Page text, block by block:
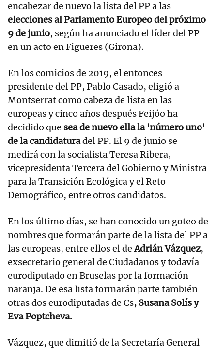
encabezar de nuevo la lista del PP a las
elecciones al Parlamento Europeo del próximo
9 de junio, según ha anunciado el líder del PP
en un acto en Figueres (Girona).
En los comicios de 2019, el entonces
presidente del PP, Pablo Casado, eligió a
Montserrat como cabeza de lista en las
europeas y cinco años después Feijóo ha
decidido que sea de nuevo ella la 'número uno'
de la candidaturadel PP. El 9 de junio se
medirá con la socialista Teresa Ribera,
vicepresidenta Tercera del Gobierno y Ministra
para la Transición Ecológica y el Reto
Demográfico, entre otros candidatos.
En los último días, se han conocido un goteo de
nombres que formarán parte de la lista del PP a
las europeas, entre ellos el deAdrián Vázquez,
exsecretario general de Ciudadanos y todavía
eurodiputado en Bruselas por la formación
naranja. De esa lista formarán parte también
otras dos eurodiputadas de Cs, Susana Solís y
Eva Poptcheva.
Vázquez, que dimitió de la Secretaría General